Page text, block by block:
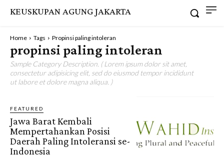
KEUSKUPAN AGUNG JAKARTA
Home Tags Propinsi paling intoleran
propinsi paling intoleran
Sample Category Description. ( Lorem ipsum dolor sit amet,
consectetur adipisicing elit, sed do eiusmod tempor incididunt
ut labore et dolore magna aliqua. )
FEATURED
Jawa Barat Kembali
Mempertahankan Posisi
Daerah Paling Intoleransi se-
Indonesia